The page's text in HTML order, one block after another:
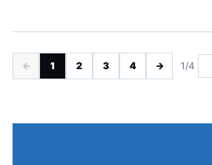
← 1 2 3 4 → 1/4